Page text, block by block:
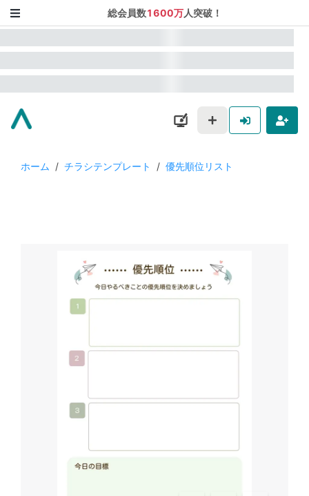
総会員数1600万人突破！
ホーム / チラシテンプレート / 優先順位リスト